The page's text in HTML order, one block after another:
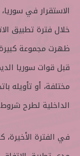
الاستقرار في
خلال فترة تطبيق
ظهرت مجموعة كبيرة
قبل قوات سوريا
مختلفة، أو تأويله
الداخلية لطرح
في الفترة